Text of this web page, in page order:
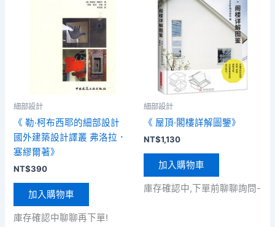
細部設計
《 勒·柯布西耶的細部設計
國外建築設計譯叢 弗洛拉．
塞繆爾著》
NT$390
加入購物車
庫存確認中聊聊再下單!
細部設計
《 屋頂·閣樓詳解圖鑒》
NT$1,130
加入購物車
庫存確認中,下單前聊聊詢問-